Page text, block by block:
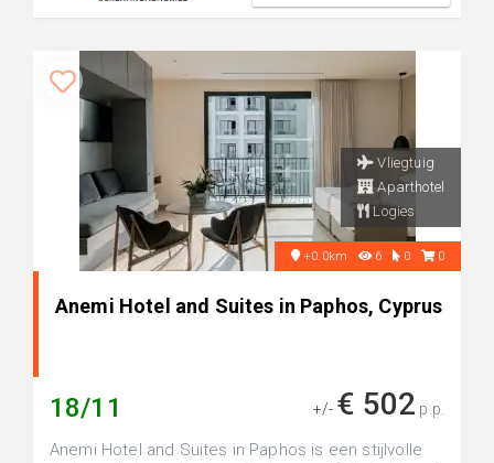
Vliegtuig
Aparthotel
Logies
+0.0km 6 0 0
Anemi Hotel and Suites in Paphos, Cyprus
18/11 +/- € 502 p.p.
Anemi Hotel and Suites in Paphos is een stijlvolle